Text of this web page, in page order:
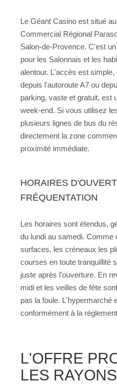
Le Géant Casino est situé
Commercial Régional
Salon-de-Provence. C'est
pour les Salonnais et les
alentour. L'accès est
depuis l'autoroute A7 ou
parking, vaste et gratuit, est
week-end. Si vous utilisez
plusieurs lignes de bus du
directement la zone
proximité immédiate.
HORAIRES
FRÉQUENTATION
Les horaires sont étendus,
du lundi au samedi. Comme
surfaces, les créneaux les
courses en toute tranquillité
juste après l'ouverture. En
midi et les veilles de fête
pas la foule. L'hypermarché
conformément à la
L'OFFRE
LES